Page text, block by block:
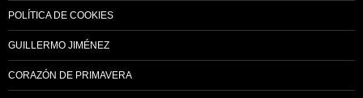
POLÍTICA DE COOKIES
GUILLERMO JIMÉNEZ
CORAZÓN DE PRIMAVERA